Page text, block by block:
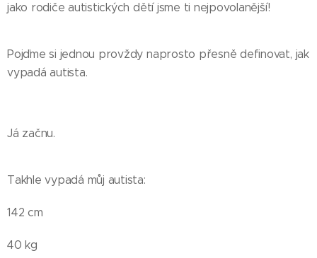
jako rodiče autistických dětí jsme ti nejpovolanější!
Pojďme si jednou provždy naprosto přesně definovat, jak
vypadá autista.
Já začnu.
Takhle vypadá můj autista:
142 cm
40 kg